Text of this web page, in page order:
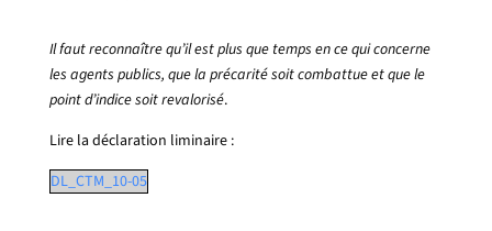
Il faut reconnaître qu’il est plus que temps en ce qui concerne
les agents publics, que la précarité soit combattue et que le
point d’indice soit revalorisé.
Lire la déclaration liminaire :
DL_CTM_10-05